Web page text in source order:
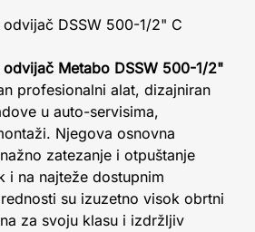
odvijač DSSW 500-1/2" C
odvijač Metabo DSSW 500-1/2"
profesionalni alat, dizajniran
u auto-servisima,
Njegova osnovna
zatezanje i otpuštanje
i na najteže dostupnim
su izuzetno visok obrtni
za svoju klasu i izdržljiv